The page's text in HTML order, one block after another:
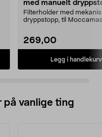
med manuelt
Filterholder med
dryppstopp, til
269,00
Legg i handlekurv
på vanlige ting